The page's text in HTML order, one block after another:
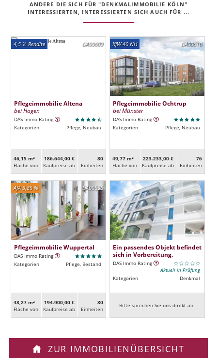
ANDERE DIE SICH FÜR "DENKMALIMMOBILIE KÖLN"
INTERESSIERTEN, INTERESSIERTEN SICH AUCH FÜR ...
DA00609
4,5 % Rendite
Pflegeimmobilie Altena
bei Hagen
DAS Immo Rating
Kategorien
Pflege, Neubau
46,15 m²
Fläche von
186.644,00 €
Kaufpreise ab
80
Ein­heiten
DA00616
KfW 40 NH
Pflegeimmobilie Ochtrup
bei Münster
DAS Immo Rating
Kategorien
Pflege, Neubau
49,77 m²
Fläche von
223.233,00 €
Kaufpreise ab
76
Ein­heiten
DA00536
AfA 3,85 %
Pflegeimmobilie Wuppertal
DAS Immo Rating
Kategorien
Pflege, Bestand
48,27 m²
Fläche von
194.900,00 €
Kaufpreise ab
80
Ein­heiten
Ein passendes Objekt befindet
sich in Vorbereitung.
DAS Immo Rating
Aktuell in Prüfung
Kategorien
Denkmal
Bitte sprechen Sie uns direkt an.
ZUR IMMOBILIENÜBERSICHT